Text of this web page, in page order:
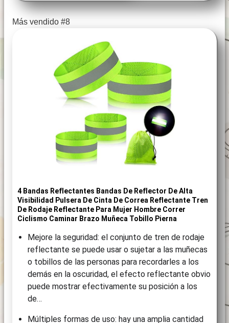
Más vendido #8
4 Bandas Reflectantes Bandas De Reflector De Alta
Visibilidad Pulsera De Cinta De Correa Reflectante Tren
De Rodaje Reflectante Para Mujer Hombre Correr
Ciclismo Caminar Brazo Muñeca Tobillo Pierna
Mejore la seguridad: el conjunto de tren de rodaje
reflectante se puede usar o sujetar a las muñecas
o tobillos de las personas para recordarles a los
demás en la oscuridad, el efecto reflectante obvio
puede mostrar efectivamente su posición a los
de…
Múltiples formas de uso: hay una amplia cantidad